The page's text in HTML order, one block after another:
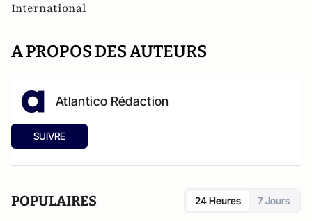
International
A PROPOS DES AUTEURS
Atlantico Rédaction
SUIVRE
POPULAIRES 24 Heures 7 Jours